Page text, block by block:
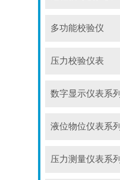
多功能校验仪
压力校验仪表
数字显示仪表系列
液位物位仪表系列
压力测量仪表系列